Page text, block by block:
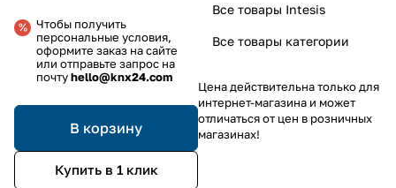
Чтобы получить
персональные условия,
оформите заказ на сайте
или отправьте запрос на
почтуhello@knx24.com
В корзину
Купить в 1 клик
Все товары Intesis
Все товары категории
Цена действительна только для
интернет-магазина и может
отличаться от цен в розничных
магазинах!